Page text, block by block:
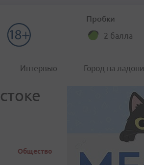
Пробки
2 балла
Интервью Город на ладони
Общество